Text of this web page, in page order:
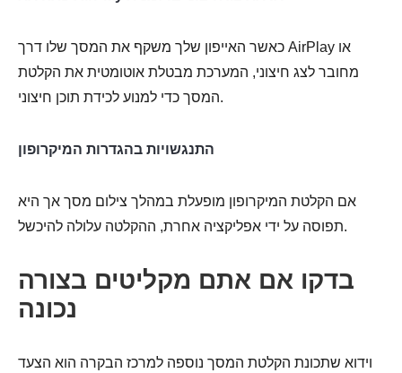
כאשר האייפון שלך משקף את המסך שלו דרך AirPlay או
מחובר לצג חיצוני, המערכת מבטלת אוטומטית את הקלטת
המסך כדי למנוע לכידת תוכן חיצוני.
התנגשויות בהגדרות המיקרופון
אם הקלטת המיקרופון מופעלת במהלך צילום מסך אך היא
תפוסה על ידי אפליקציה אחרת, ההקלטה עלולה להיכשל.
בדקו אם אתם מקליטים בצורה
נכונה
וידוא שתכונת הקלטת המסך נוספה למרכז הבקרה הוא הצעד